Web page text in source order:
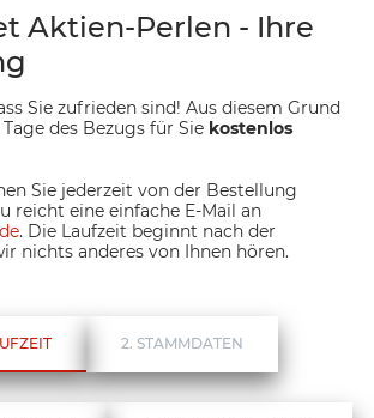
Aktien-Perlen - Ihre
Sie zufrieden sind! Aus diesem Grund
des Bezugs für Sie kostenlos
Sie jederzeit von der Bestellung
reicht eine einfache E-Mail an
. Die Laufzeit beginnt nach der
nichts anderes von Ihnen hören.
2. STAMMDATEN